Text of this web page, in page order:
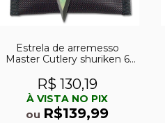
Estrela de arremesso
Master Cutlery shuriken 6
R$ 130,19
À VISTA NO PIX
ou R$139,99